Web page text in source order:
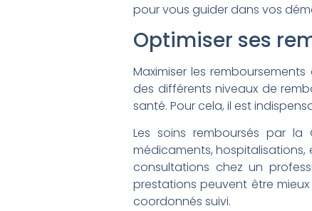
pour vous guider dans vos
Optimiser ses
Maximiser les
des différents niveaux de
santé. Pour cela, il est
Les soins remboursés par la
médicaments, hospitalisations,
consultations chez un
prestations peuvent être
coordonnés suivi.